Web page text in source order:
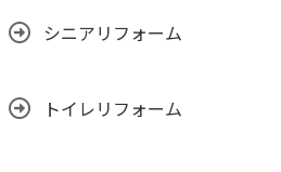
シニアリフォーム
トイレリフォーム